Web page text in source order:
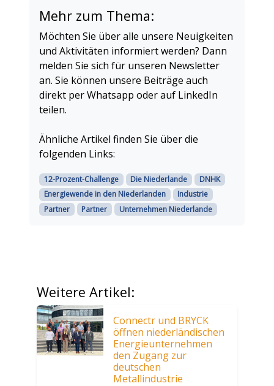
Mehr zum Thema:
Möchten Sie über alle unsere Neuigkeiten
und Aktivitäten informiert werden? Dann
melden Sie sich für unseren Newsletter
an. Sie können unsere Beiträge auch
direkt per Whatsapp oder auf LinkedIn
teilen.
Ähnliche Artikel finden Sie über die
folgenden Links:
12-Prozent-Challenge Die Niederlande
DNHK
Energiewende in den Niederlanden
Industrie
Partner
Partner Unternehmen Niederlande
Weitere Artikel:
Connectr und BRYCK
öffnen niederländischen
Energieunternehmen
den Zugang zur
deutschen
Metallindustrie